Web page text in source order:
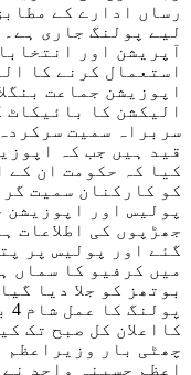
رساں ادارے کے
لیے پولنگ جاری
آپریشن اور
استعمال کرنے کا
اپوزیشن جماعت
الیکشن کا بائیکاٹ
سربراہ سمیت
قید ہیں جب کہ
کیا کہ حکومت ان کے
کو کارکنان سمیت
پولیس اور
جھڑپوں کی اطلاعات
گئے اور پولیس پر
میں کرفیو کا سماں
کااعلان کل صبح تک
چھٹی بار وزیراعظم
اعظم حسینہ واجد